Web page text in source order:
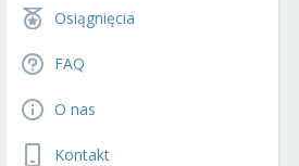
Osiągnięcia
FAQ
O nas
Kontakt